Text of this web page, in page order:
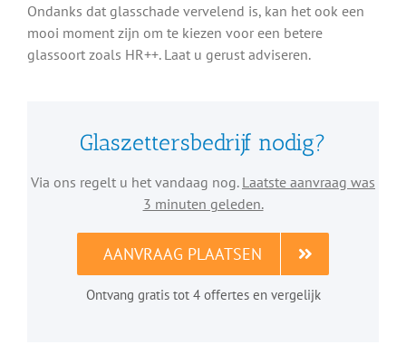
Ondanks dat glasschade vervelend is, kan het ook een
mooi moment zijn om te kiezen voor een betere
glassoort zoals HR++. Laat u gerust adviseren.
Glaszettersbedrijf nodig?
Via ons regelt u het vandaag nog. Laatste aanvraag was
3 minuten geleden.
AANVRAAG PLAATSEN
Ontvang gratis tot 4 offertes en vergelijk